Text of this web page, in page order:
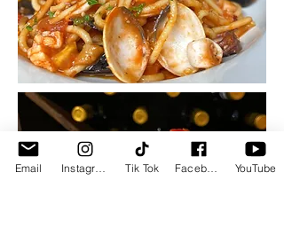
Email Tik Tok YouTube